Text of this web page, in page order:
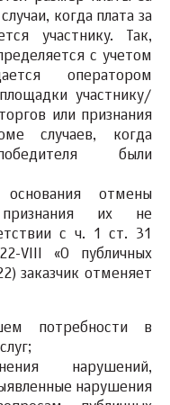
когда плата за
участнику. Так,
с учетом
оператором
участнику/
или признания
случаев, когда
были
основания отмены
их не
с ч. 1 ст. 31
VIII «О публичных
заказчик отменяет
потребности в
нарушений,
нарушения